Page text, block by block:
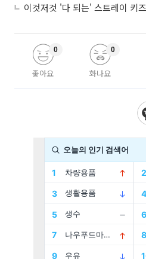
좋아요
0
화나요
0